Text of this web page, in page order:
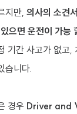
지만, 의사의 소견
으면 운전이 가능
기간 사고가 없고,
습니다.
경우 Driver and